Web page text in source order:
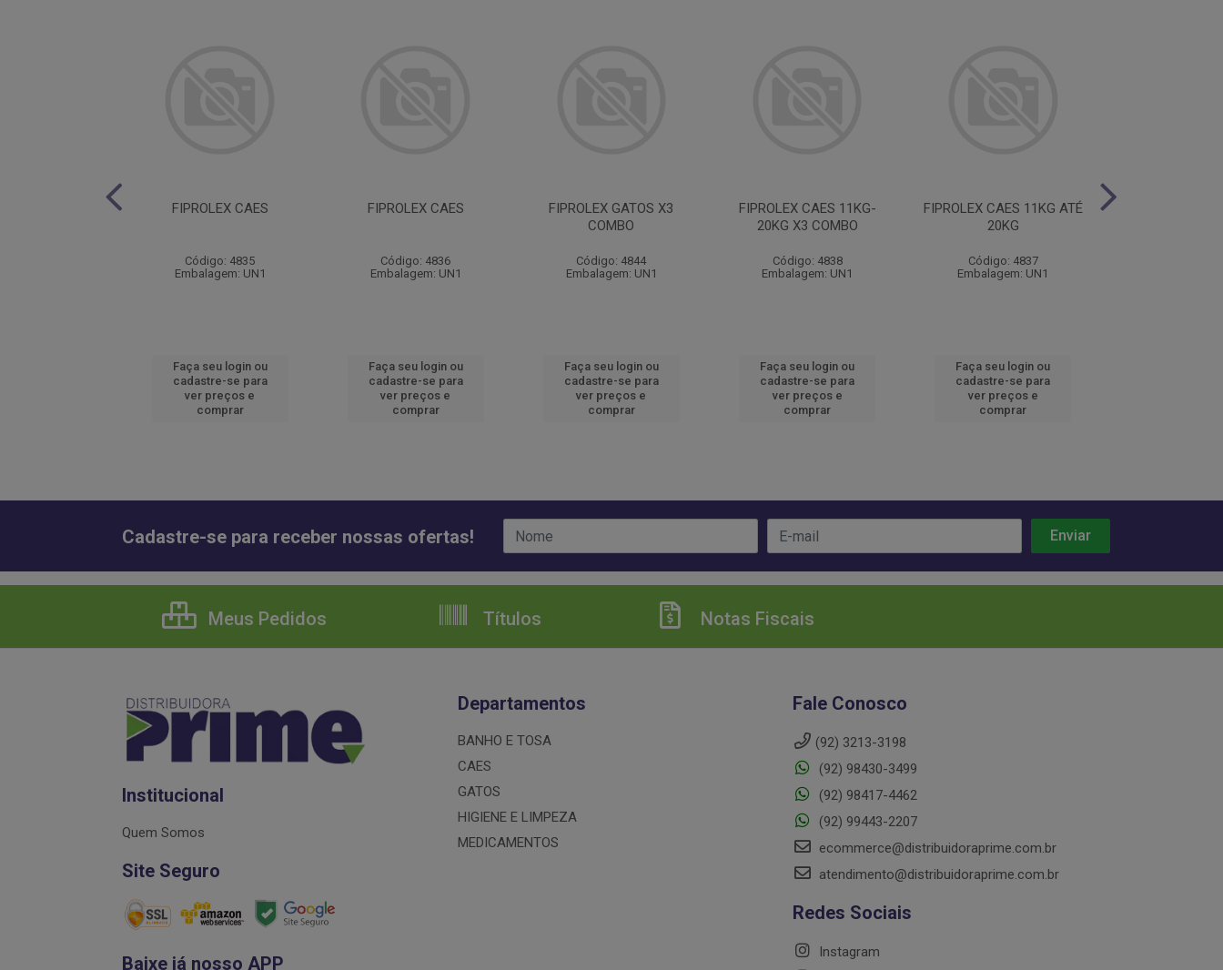
FIPROLEX CAES
Código: 4835
Embalagem: UN1
Faça seu login ou
cadastre-se para
ver preços e
comprar
FIPROLEX CAES
Código: 4836
Embalagem: UN1
Faça seu login ou
cadastre-se para
ver preços e
comprar
FIPROLEX GATOS X3
COMBO
Código: 4844
Embalagem: UN1
Faça seu login ou
cadastre-se para
ver preços e
comprar
FIPROLEX CAES 11KG-
20KG X3 COMBO
Código: 4838
Embalagem: UN1
Faça seu login ou
cadastre-se para
ver preços e
comprar
FIPROLEX CAES 11KG ATÉ
20KG
Código: 4837
Embalagem: UN1
Faça seu login ou
cadastre-se para
ver preços e
comprar
Cadastre-se para receber nossas ofertas!
Meus Pedidos Títulos Notas Fiscais
Institucional
Quem Somos
Site Seguro
Baixe já nosso APP
Departamentos
BANHO E TOSA
CAES
GATOS
HIGIENE E LIMPEZA
MEDICAMENTOS
Fale Conosco
(92) 3213-3198
(92) 98430-3499
(92) 98417-4462
(92) 99443-2207
ecommerce@distribuidoraprime.com.br
atendimento@distribuidoraprime.com.br
Redes Sociais
Instagram